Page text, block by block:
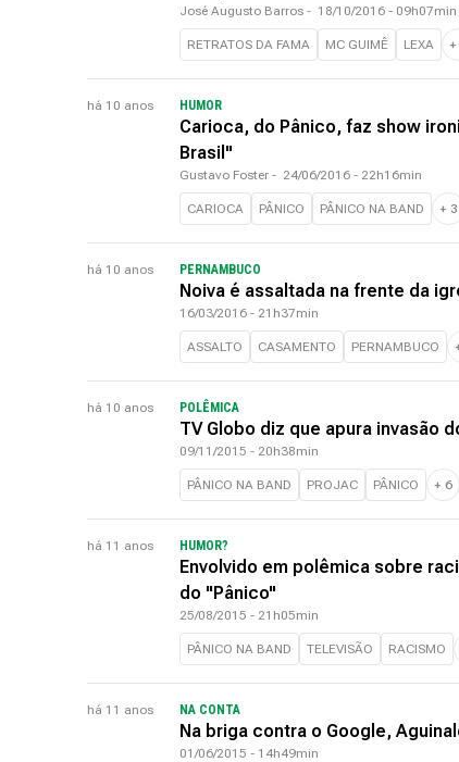
José Augusto Barros - 18/10/2016 - 09h07min
RETRATOS DA FAMA MC GUIMÊ LEXA +
há 10 anos HUMOR
Carioca, do Pânico, faz show
Brasil"
Gustavo Foster - 24/06/2016 - 22h16min
CARIOCA PÂNICO PÂNICO NA BAND + 3
há 10 anos PERNAMBUCO
Noiva é assaltada na frente da
16/03/2016 - 21h37min
ASSALTO CASAMENTO PERNAMBUCO
há 10 anos POLÊMICA
TV Globo diz que apura invasão
09/11/2015 - 20h38min
PÂNICO NA BAND PROJAC PÂNICO + 6
há 11 anos HUMOR?
Envolvido em polêmica sobre
do "Pânico"
25/08/2015 - 21h05min
PÂNICO NA BAND TELEVISÃO RACISMO
há 11 anos NA CONTA
Na briga contra o Google,
01/06/2015 - 14h49min